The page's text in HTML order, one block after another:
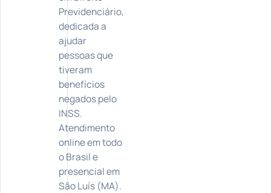
Previdenciário,
dedicada a
ajudar
pessoas que
tiveram
benefícios
negados pelo
INSS.
Atendimento
online em todo
o Brasil e
presencial em
São Luís (MA).